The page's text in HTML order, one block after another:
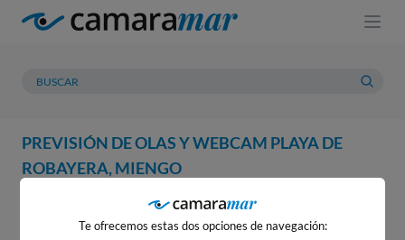
PREVISIÓN DE OLAS Y WEBCAM PLAYA DE
ROBAYERA, MIENGO
PREVISIÓN METEOROLOGÍA
Te ofrecemos estas dos opciones de navegación: